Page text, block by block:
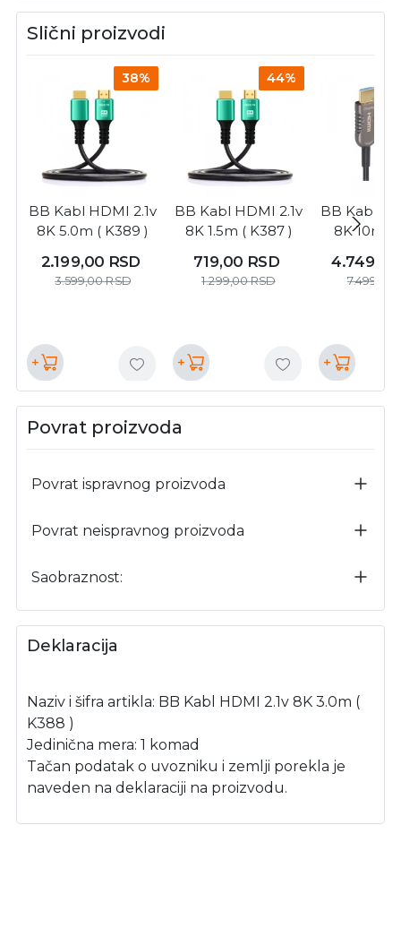
Slični proizvodi
38%
BB Kabl HDMI 2.1v
8K 5.0m ( K389 )
2.199,00 RSD
3.599,00RSD
+
44%
BB Kabl HDMI 2.1v
8K 1.5m ( K387 )
719,00 RSD
1.299,00RSD
+
BB Kabl
8K 10m (
7.499,00
+
Povrat proizvoda
Povrat ispravnog proizvoda
Povrat neispravnog proizvoda
Saobraznost:
Deklaracija
Naziv i šifra artikla: BB Kabl HDMI 2.1v 8K 3.0m (
K388 )
Jedinična mera: 1 komad
Tačan podatak o uvozniku i zemlji porekla je
naveden na deklaraciji na proizvodu.